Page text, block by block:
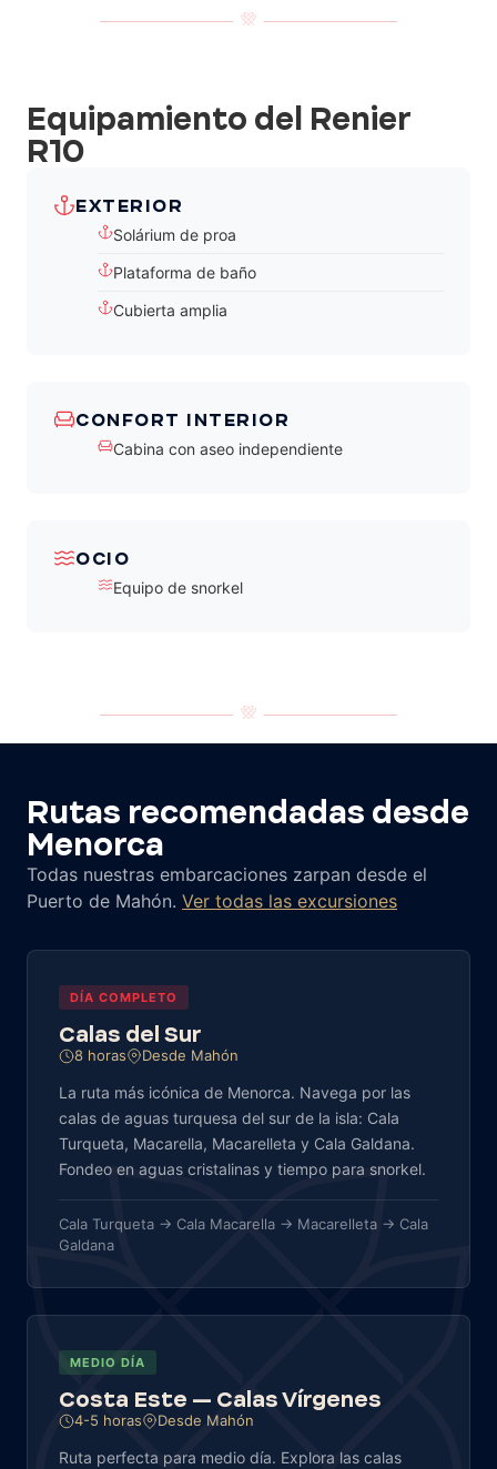
Equipamiento del Renier
R10
EXTERIOR
Solárium de proa
Plataforma de baño
Cubierta amplia
CONFORT INTERIOR
Cabina con aseo independiente
OCIO
Equipo de snorkel
Rutas recomendadas desde
Menorca
Todas nuestras embarcaciones zarpan desde el
Puerto de Mahón. Ver todas las excursiones
DÍA COMPLETO
Calas del Sur
8 horas Desde Mahón
La ruta más icónica de Menorca. Navega por las
calas de aguas turquesa del sur de la isla: Cala
Turqueta, Macarella, Macarelleta y Cala Galdana.
Fondeo en aguas cristalinas y tiempo para snorkel.
Cala Turqueta → Cala Macarella → Macarelleta → Cala
Galdana
MEDIO DÍA
Costa Este — Calas Vírgenes
4-5 horas Desde Mahón
Ruta perfecta para medio día. Explora las calas